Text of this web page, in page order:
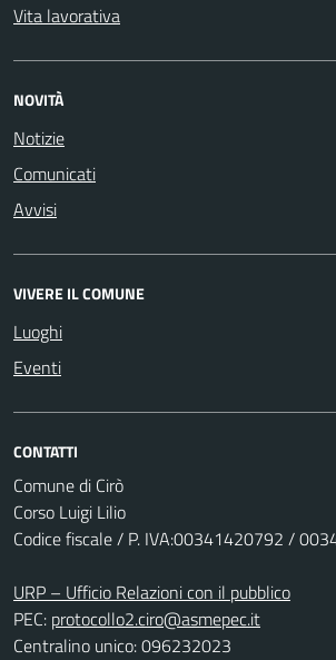
Vita lavorativa
NOVITÀ
Notizie
Comunicati
Avvisi
VIVERE IL COMUNE
Luoghi
Eventi
CONTATTI
Comune di Cirò
Corso Luigi Lilio
Codice fiscale / P. IVA:00341420792 /
URP – Ufficio Relazioni con il pubblico
PEC: protocollo2.ciro@asmepec.it
Centralino unico: 096232023